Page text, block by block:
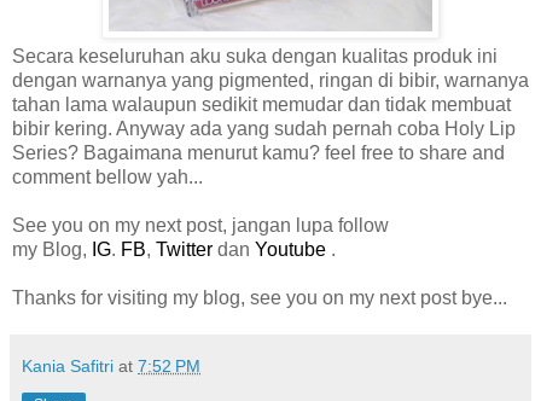
Secara keseluruhan aku suka dengan kualitas produk ini
dengan warnanya yang pigmented, ringan di bibir, warnanya
tahan lama walaupun sedikit memudar dan tidak membuat
bibir kering. Anyway ada yang sudah pernah coba Holy Lip
Series? Bagaimana menurut kamu? feel free to share and
comment bellow yah...
See you on my next post, jangan lupa follow
my Blog, IG. FB, Twitter dan Youtube .
Thanks for visiting my blog, see you on my next post bye...
Kania Safitri at 7:52 PM